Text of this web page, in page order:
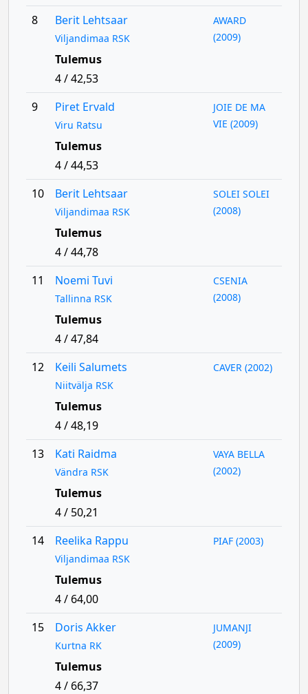
8
Berit Lehtsaar
Viljandimaa RSK
AWARD
(2009)
Tulemus
4 / 42,53
9
Piret Ervald
Viru Ratsu
JOIE DE MA
VIE (2009)
Tulemus
4 / 44,53
10
Berit Lehtsaar
Viljandimaa RSK
SOLEI SOLEI
(2008)
Tulemus
4 / 44,78
11
Noemi Tuvi
Tallinna RSK
CSENIA
(2008)
Tulemus
4 / 47,84
12
Keili Salumets
Niitvälja RSK
CAVER (2002)
Tulemus
4 / 48,19
13
Kati Raidma
Vändra RSK
VAYA BELLA
(2002)
Tulemus
4 / 50,21
14
Reelika Rappu
Viljandimaa RSK
PIAF (2003)
Tulemus
4 / 64,00
15
Doris Akker
Kurtna RK
JUMANJI
(2009)
Tulemus
4 / 66,37